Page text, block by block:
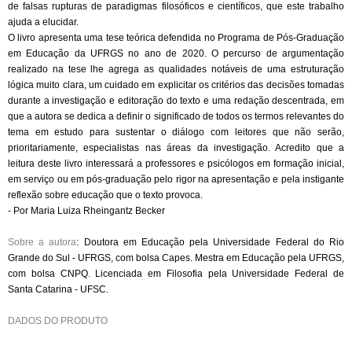
de falsas rupturas de paradigmas filosóficos e científicos, que este trabalho
ajuda a elucidar.
O livro apresenta uma tese teórica defendida no Programa de Pós-Graduação
em Educação da UFRGS no ano de 2020. O percurso de argumentação
realizado na tese lhe agrega as qualidades notáveis de uma estruturação
lógica muito clara, um cuidado em explicitar os critérios das decisões tomadas
durante a investigação e editoração do texto e uma redação descentrada, em
que a autora se dedica a definir o significado de todos os termos relevantes do
tema em estudo para sustentar o diálogo com leitores que não serão,
prioritariamente, especialistas nas áreas da investigação. Acredito que a
leitura deste livro interessará a professores e psicólogos em formação inicial,
em serviço ou em pós-graduação pelo rigor na apresentação e pela instigante
reflexão sobre educação que o texto provoca.
- Por Maria Luiza Rheingantz Becker
Sobre a autora: Doutora em Educação pela Universidade Federal do Rio
Grande do Sul - UFRGS, com bolsa Capes. Mestra em Educação pela UFRGS,
com bolsa CNPQ. Licenciada em Filosofia pela Universidade Federal de
Santa Catarina - UFSC.
DADOS DO PRODUTO